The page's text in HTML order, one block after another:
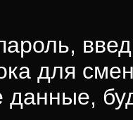
для
данные,